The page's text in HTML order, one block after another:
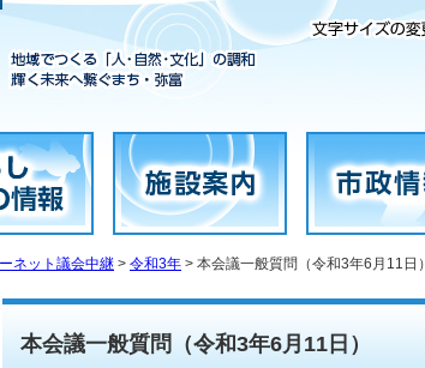
ネット議会中継 > 令和3年 > 本会議一般質問（令和3年6月11日）
本会議一般質問（令和3年6月11日）